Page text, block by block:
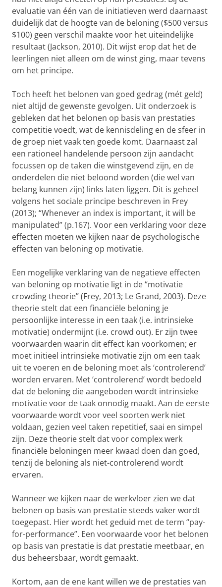
evaluatie van één van de initiatieven werd daarnaast
duidelijk dat de hoogte van de beloning ($500 versus
$100) geen verschil maakte voor het uiteindelijke
resultaat (Jackson, 2010). Dit wijst erop dat het de
leerlingen niet alleen om de winst ging, maar tevens
om het principe.
Toch heeft het belonen van goed gedrag (mét geld)
niet altijd de gewenste gevolgen. Uit onderzoek is
gebleken dat het belonen op basis van prestaties
competitie voedt, wat de kennisdeling en de sfeer in
de groep niet vaak ten goede komt. Daarnaast zal
een rationeel handelende persoon zijn aandacht
focussen op de taken die winstgevend zijn, en de
onderdelen die niet beloond worden (die wel van
belang kunnen zijn) links laten liggen. Dit is geheel
volgens het sociale principe beschreven in Frey
(2013); “Whenever an index is important, it will be
manipulated” (p.167). Voor een verklaring voor deze
effecten moeten we kijken naar de psychologische
effecten van beloning op motivatie.
Een mogelijke verklaring van de negatieve effecten
van beloning op motivatie ligt in de “motivatie
crowding theorie” (Frey, 2013; Le Grand, 2003). Deze
theorie stelt dat een financiële beloning je
persoonlijke interesse in een taak (i.e. intrinsieke
motivatie) ondermijnt (i.e. crowd out). Er zijn twee
voorwaarden waarin dit effect kan voorkomen; er
moet initieel intrinsieke motivatie zijn om een taak
uit te voeren en de beloning moet als ‘controlerend’
worden ervaren. Met ‘controlerend’ wordt bedoeld
dat de beloning die aangeboden wordt intrinsieke
motivatie voor de taak onnodig maakt. Aan de eerste
voorwaarde wordt voor veel soorten werk niet
voldaan, gezien veel taken repetitief, saai en simpel
zijn. Deze theorie stelt dat voor complex werk
financiële beloningen meer kwaad doen dan goed,
tenzij de beloning als niet-controlerend wordt
ervaren.
Wanneer we kijken naar de werkvloer zien we dat
belonen op basis van prestatie steeds vaker wordt
toegepast. Hier wordt het geduid met de term “pay-
for-performance”. Een voorwaarde voor het belonen
op basis van prestatie is dat prestatie meetbaar, en
dus beheersbaar, wordt gemaakt.
Kortom, aan de ene kant willen we de prestaties van